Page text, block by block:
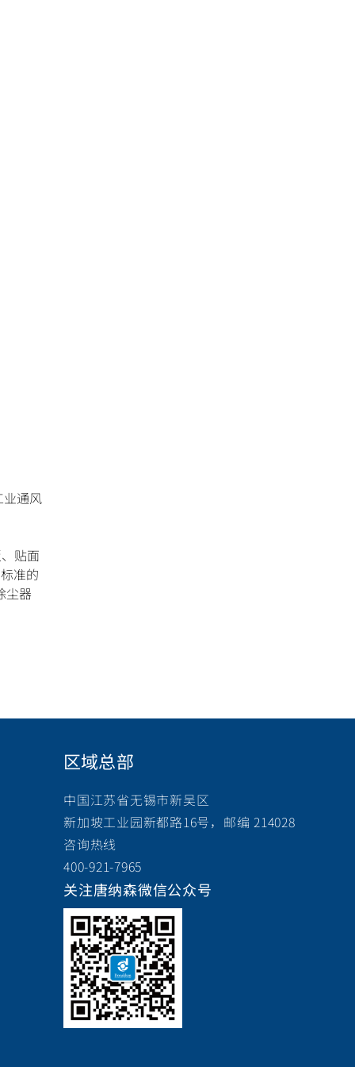
业通风
贴面
准的
尘器
区域总部
中国江苏省无锡市新吴区
新加坡工业园新都路16号，邮编 214028
咨询热线
400-921-7965
关注唐纳森微信公众号